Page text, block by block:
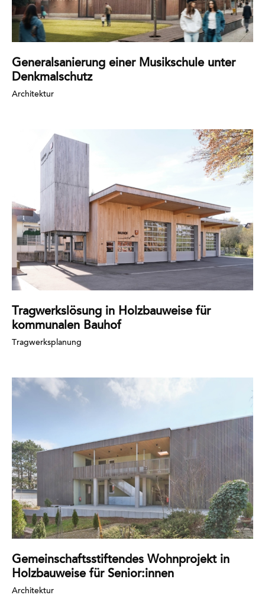
Generalsanierung einer Musikschule unter
Denkmalschutz
Architektur
Tragwerkslösung in Holzbauweise für
kommunalen Bauhof
Tragwerksplanung
erfahren
Gemeinschaftsstiftendes Wohnprojekt in
Holzbauweise für Senior:innen
Architektur
Mehr